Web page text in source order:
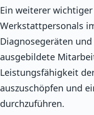
Ein weiterer
Werkstattpersonals
Diagnosegeräten
ausgebildete
Leistungsfähigkeit
auszuschöpfen und
durchzuführen.